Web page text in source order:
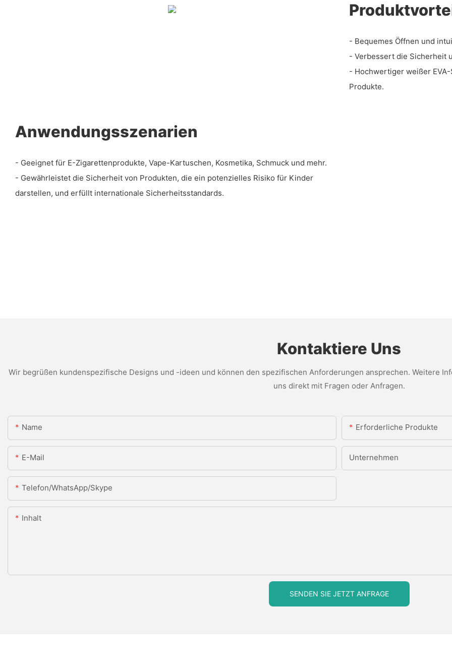
- Bequemes Öffnen und
- Verbessert die Sicherheit
- Hochwertiger weißer
Produkte.
Anwendungsszenarien
- Geeignet für E-Zigarettenprodukte, Vape-Kartuschen, Kosmetika, Schmuck und mehr.
- Gewährleistet die Sicherheit von Produkten, die ein potenzielles Risiko für Kinder
darstellen, und erfüllt internationale Sicherheitsstandards.
Kontaktiere Uns
Wir begrüßen kundenspezifische Designs und -ideen und können den spezifischen Anforderungen ansprechen. Weitere
uns direkt mit Fragen oder Anfragen.
Name Erforderliche Produkte
E-Mail Unternehmen
Telefon/WhatsApp/Skype
Inhalt
SENDEN SIE JETZT ANFRAGE